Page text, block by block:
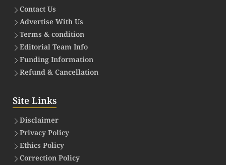
Contact Us
Advertise With Us
Terms & condition
Editorial Team Info
Funding Information
Refund & Cancellation
Site Links
Disclaimer
Privacy Policy
Ethics Policy
Correction Policy